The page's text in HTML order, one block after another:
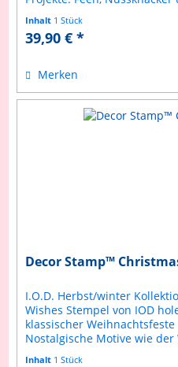
Inhalt 1 Stück
39,90 € *
Merken
Decor Stamp™
I.O.D. Herbst/winter
Wishes Stempel von IOD
klassischer
Nostalgische Motive wie
Inhalt 1 Stück